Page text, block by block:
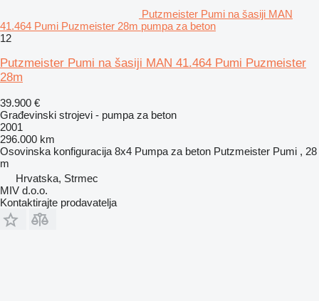
Putzmeister Pumi na šasiji MAN
41.464 Pumi Puzmeister 28m pumpa za beton
12
Putzmeister Pumi na šasiji MAN 41.464 Pumi Puzmeister
28m
39.900 €
Građevinski strojevi - pumpa za beton
2001
296.000 km
Osovinska konfiguracija 8x4 Pumpa za beton Putzmeister Pumi , 28
m
Hrvatska, Strmec
MIV d.o.o.
Kontaktirajte prodavatelja